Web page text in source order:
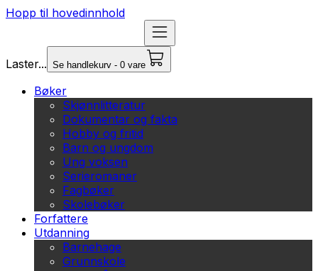
Hopp til hovedinnhold
Laster... Se handlekurv - 0 vare
Bøker
Skjønnlitteratur
Dokumentar og fakta
Hobby og fritid
Barn og ungdom
Ung voksen
Serieromaner
Fagbøker
Skolebøker
Forfattere
Utdanning
Barnehage
Grunnskole